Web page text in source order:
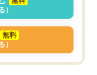
）
無料
）